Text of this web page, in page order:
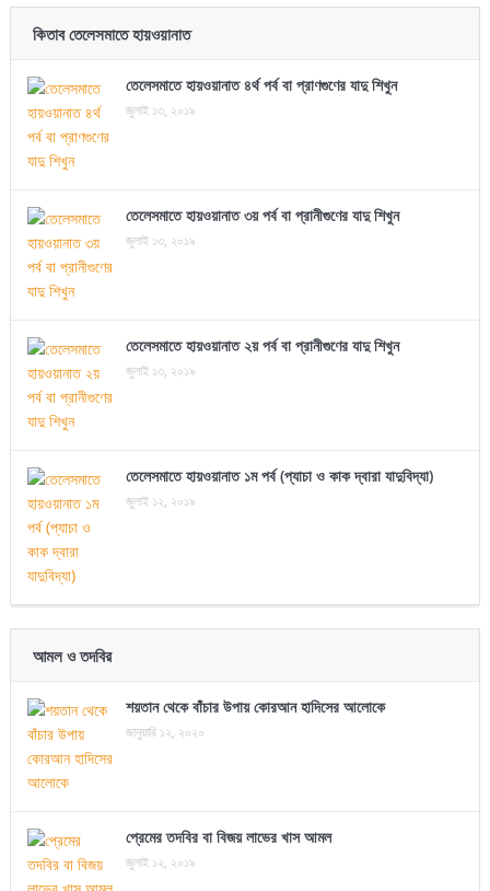
কিতাব তেলেসমাতে হায়ওয়ানাত
তেলেসমাতে হায়ওয়ানাত ৪র্থ পর্ব বা প্রাণগুণের যাদু শিখুন
জুলাই ১৩, ২০১৯
তেলেসমাতে হায়ওয়ানাত ৩য় পর্ব বা প্রানীগুণের যাদু শিখুন
জুলাই ১৩, ২০১৯
তেলেসমাতে হায়ওয়ানাত ২য় পর্ব বা প্রানীগুণের যাদু শিখুন
জুলাই ১৩, ২০১৯
তেলেসমাতে হায়ওয়ানাত ১ম পর্ব (প্যাচা ও কাক দ্বারা যাদুবিদ্যা)
জুলাই ১২, ২০১৯
আমল ও তদবির
শয়তান থেকে বাঁচার উপায় কোরআন হাদিসের আলোকে
জানুয়ারি ১২, ২০২০
প্রেমের তদবির বা বিজয় লাভের খাস আমল
জুলাই ১২, ২০১৯